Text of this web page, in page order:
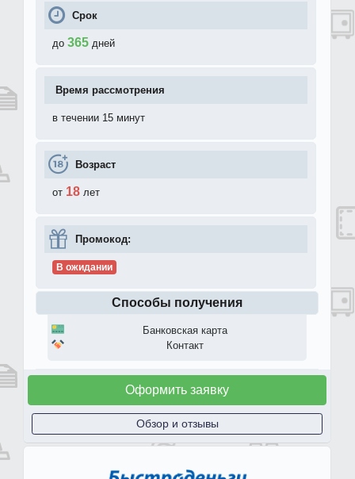
Срок
до 365 дней
Время рассмотрения
в течении 15 минут
Возраст
от 18 лет
Промокод:
В ожидании
Способы получения
Банковская карта
Контакт
Оформить заявку
Обзор и отзывы